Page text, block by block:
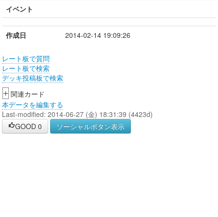
イベント
作成日 2014-02-14 19:09:26
レート板で質問
レート板で検索
デッキ投稿板で検索
+ 関連カード
本データを編集する
Last-modified: 2014-06-27 (金) 18:31:39 (4423d)
GOOD 0 ソーシャルボタン表示